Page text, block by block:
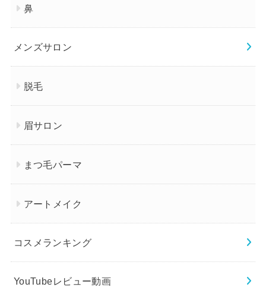
鼻
メンズサロン
脱毛
眉サロン
まつ毛パーマ
アートメイク
コスメランキング
YouTubeレビュー動画